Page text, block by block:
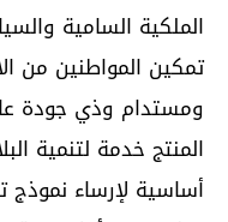
الملكية السامية
تمكين المواطنين من
ومستدام وذي جودة
المنتج خدمة لتنمية
أساسية لإرساء